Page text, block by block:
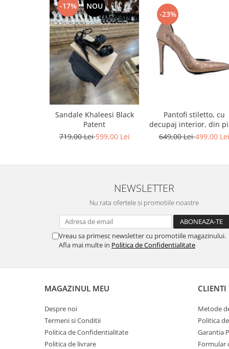
-17% NOU
Sandale Khaleesi Black
Patent
719,00 Lei599,00 Lei
-23%
Pantofi stiletto, cu
decupaj interior, din
bronz
649,00 Lei499,00 Lei
NEWSLETTER
Nu rata ofertele si promotiile noastre
Vreau sa primesc newsletter cu promotiile magazinului.
Afla mai multe in Politica de Confidentialitate
MAGAZINUL MEU
Despre noi
Termeni si Conditii
Politica de Confidentialitate
Politica de livrare
CLIENTI
Metode
Politica
Garantia
Formular